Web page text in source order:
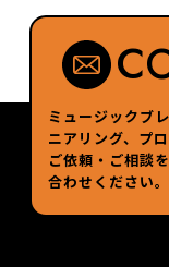
ミュージックブ
ニアリング、プ
ご依頼・ご相談
合わせください。